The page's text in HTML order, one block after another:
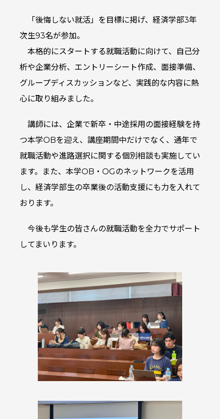
「後悔しない就活」を目標に掲げ、経済学部3年
次生93名が参加。
本格的にスタートする就職活動に向けて、自己分
析や企業分析、エントリーシート作成、面接準備、
グループディスカッションなど、実践的な内容に熱
心に取り組みました。
講師には、企業で新卒・中途採用の面接経験を持
つ本学OBを迎え、講座期間中だけでなく、通年で
就職活動や進路選択に関する個別相談も実施してい
ます。また、本学OB・OGのネットワークを活用
し、経済学部生の卒業後の活動支援にも力を入れて
おります。
今後も学生の皆さんの就職活動を全力でサポート
してまいります。